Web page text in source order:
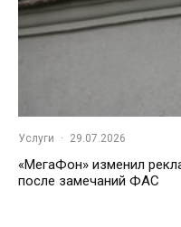
Услуги · 29.07.2026
«МегаФон» изменил
после замечаний ФАС